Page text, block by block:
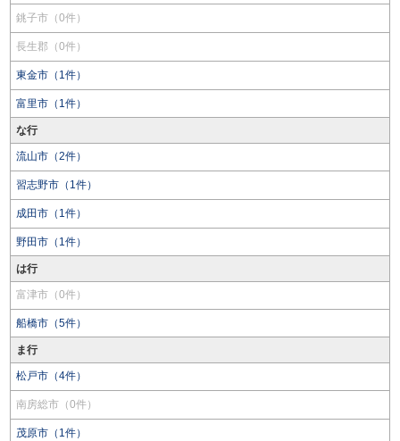
銚子市（0件）
長生郡（0件）
東金市（1件）
富里市（1件）
な行
流山市（2件）
習志野市（1件）
成田市（1件）
野田市（1件）
は行
富津市（0件）
船橋市（5件）
ま行
松戸市（4件）
南房総市（0件）
茂原市（1件）